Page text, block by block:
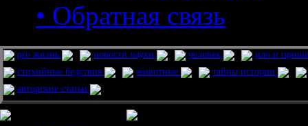
• Обратная связь
pro жизнь новости науки человек
нло и
стихийные бедствия
животные
тайны истории
авторские статьи